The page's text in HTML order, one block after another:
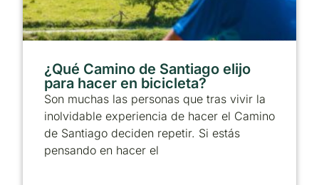
¿Qué Camino de Santiago elijo
para hacer en bicicleta?
Son muchas las personas que tras vivir la
inolvidable experiencia de hacer el Camino
de Santiago deciden repetir. Si estás
pensando en hacer el